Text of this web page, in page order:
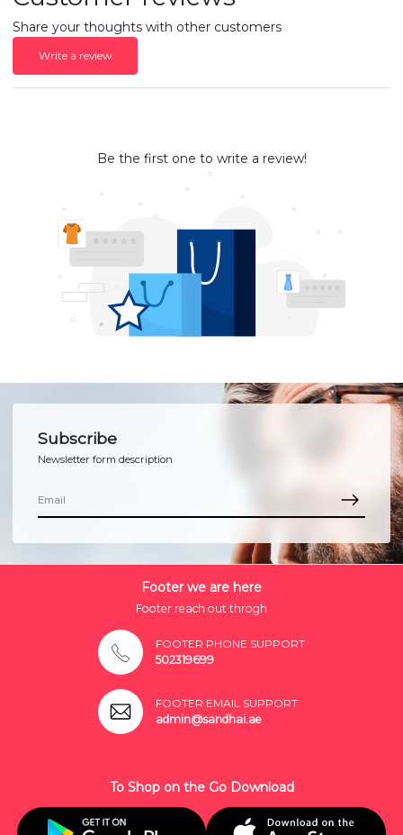
Share your thoughts with other customers
Write a review
Be the first one to write a review!
Subscribe
Newsletter form description
Footer we are here
Footer reach out throgh
FOOTER PHONE SUPPORT
502319699
FOOTER EMAIL SUPPORT
admin@sandhai.ae
To Shop on the Go Download